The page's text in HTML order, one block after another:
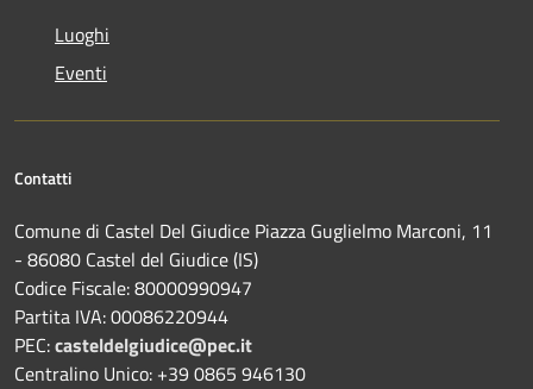
Luoghi
Eventi
Contatti
Comune di Castel Del Giudice Piazza Guglielmo Marconi, 11
- 86080 Castel del Giudice (IS)
Codice Fiscale: 80000990947
Partita IVA: 00086220944
PEC:casteldelgiudice@pec.it
Centralino Unico: +39 0865 946130